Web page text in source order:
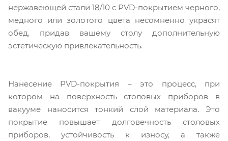
нержавеющей стали 18/10 с PVD-покрытием черного,
медного или золотого цвета несомненно украсят
обед, придав вашему столу дополнительную
эстетическую привлекательность.
Нанесение PVD-покрытия – это процесс, при
котором на поверхность столовых приборов в
вакууме наносится тонкий слой материала. Это
покрытие повышает долговечность столовых
приборов, устойчивость к износу, а также